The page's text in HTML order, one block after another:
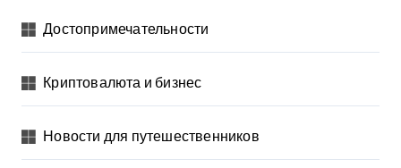
Достопримечательности
Криптовалюта и бизнес
Новости для путешественников